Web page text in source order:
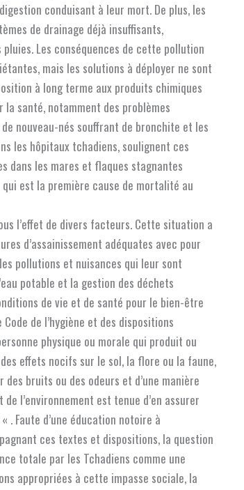
conduisant à leur mort. De plus, les
de drainage déjà insuffisants,
Les conséquences de cette pollution
mais les solutions à déployer ne sont
à long terme aux produits chimiques
santé, notamment des problèmes
nouveau-nés souffrant de bronchite et les
les hôpitaux tchadiens, soulignent ces
dans les mares et flaques stagnantes
est la première cause de mortalité au
l’effet de divers facteurs. Cette situation a
d’assainissement adéquates avec pour
pollutions et nuisances qui leur sont
potable et la gestion des déchets
de vie et de santé pour le bien-être
de l’hygiène et des dispositions
physique ou morale qui produit ou
effets nocifs sur le sol, la flore ou la faune,
bruits ou des odeurs et d’une manière
l’environnement est tenue d’en assurer
. Faute d’une éducation notoire à
ces textes et dispositions, la question
totale par les Tchadiens comme une
appropriées à cette impasse sociale, la